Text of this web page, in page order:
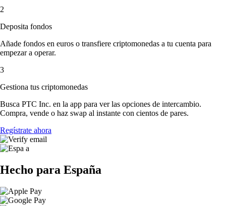
2
Deposita fondos
Añade fondos en euros o transfiere criptomonedas a tu cuenta para
empezar a operar.
3
Gestiona tus criptomonedas
Busca PTC Inc. en la app para ver las opciones de intercambio.
Compra, vende o haz swap al instante con cientos de pares.
Regístrate ahora
Hecho para España